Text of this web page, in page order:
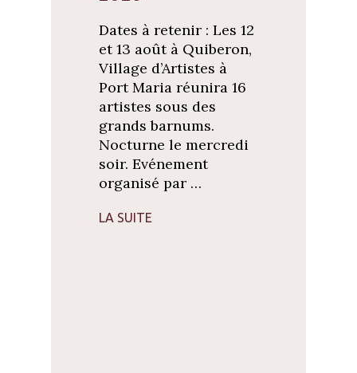
Dates à retenir : Les 12
et 13 août à Quiberon,
Village d’Artistes à
Port Maria réunira 16
artistes sous des
grands barnums.
Nocturne le mercredi
soir. Evénement
organisé par …
LA SUITE